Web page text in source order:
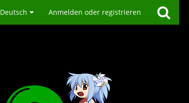
Deutsch Anmelden oder registrieren